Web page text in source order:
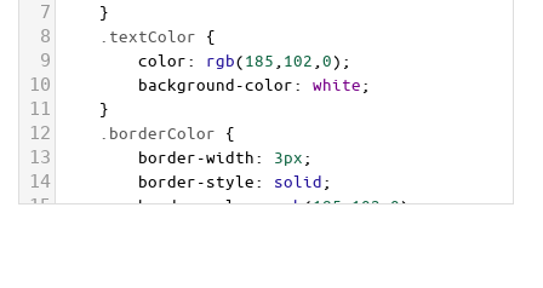
7 }
8 .textColor {
9 color: rgb(185 102 0);
10 background-color: white;
11 }
12 .borderColor {
13 border-width: 3px;
14 border-style: solid;
15 border-color: rgb(185,102,0);